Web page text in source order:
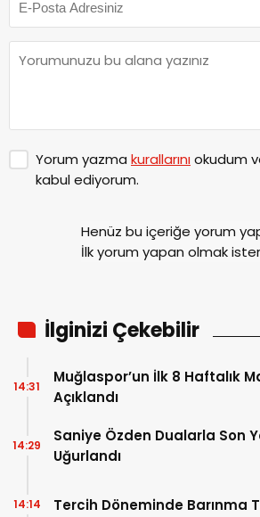
Yorum yazma kurallarınıokudum
kabul ediyorum.
Henüz bu içeriğe yorum
İlk yorum yapan olmak
İlginizi Çekebilir
Muğlaspor’un İlk 8 Haftalık
Açıklandı
14:31
Saniye Özden Dualarla Son
Uğurlandı
14:29
Tercih Döneminde Barınma
14:14